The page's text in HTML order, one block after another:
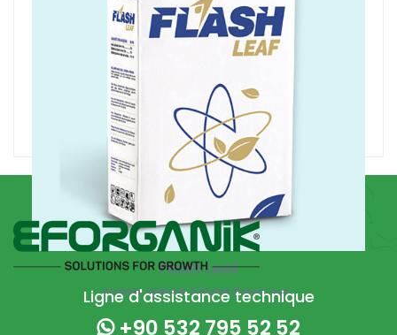
Flash Leaf
Engrais Spécial, Soluble Dans L’eau
Ligne d'assistance technique
+90 532 795 52 52